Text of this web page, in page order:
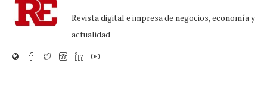
Revista digital e impresa de negocios, economía y
actualidad